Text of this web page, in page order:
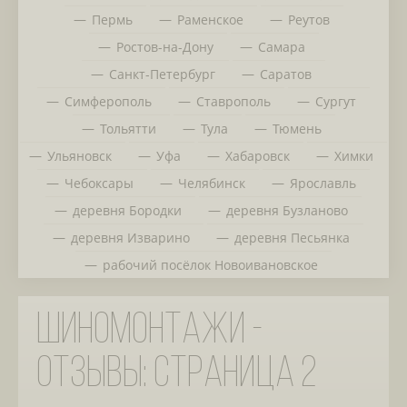
Пермь
Раменское
Реутов
Ростов-на-Дону
Самара
Санкт-Петербург
Саратов
Симферополь
Ставрополь
Сургут
Тольятти
Тула
Тюмень
Ульяновск
Уфа Хабаровск
Химки
Чебоксары
Челябинск
Ярославль
деревня Бородки
деревня Бузланово
деревня Изварино
деревня Песьянка
рабочий посёлок Новоивановское
Шиномонтажи -
отзывы: страница 2